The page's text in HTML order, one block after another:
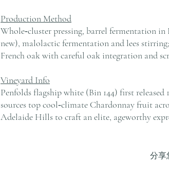
Production Method
Whole‑cluster pressing, barrel fermentation
new), malolactic fermentation and lees
French oak with careful oak integration and
Vineyard Info
Penfolds flagship white (Bin 144) first released
sources top cool‑climate Chardonnay fruit
Adelaide Hills to craft an elite, ageworthy
分享